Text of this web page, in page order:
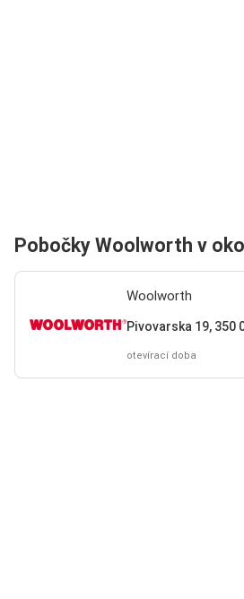
Pobočky Woolworth v
Woolworth
Pivovarska 19, 350
otevírací doba